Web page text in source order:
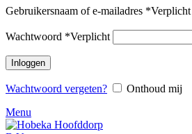
Gebruikersnaam of e-mailadres *Verplicht
Wachtwoord *Verplicht
Inloggen
Wachtwoord vergeten?
Onthoud mij
Menu